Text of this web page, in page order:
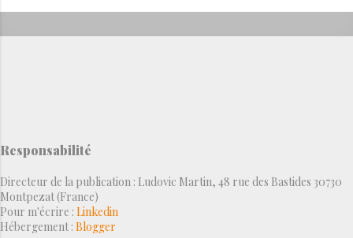
Responsabilité
Directeur de la publication : Ludovic Martin, 48 rue des Bastides 30730
Montpezat (France)
Pour m'écrire : Linkedin
Hébergement : Blogger